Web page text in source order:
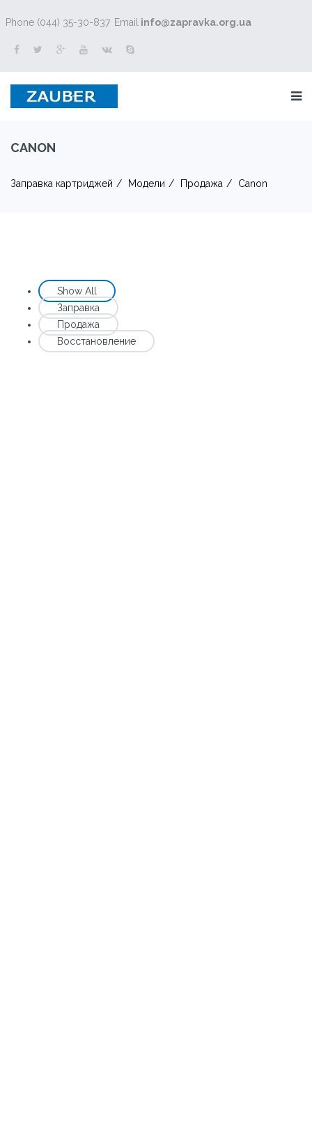
Phone (044) 35-30-837 Email info@zapravka.org.ua
CANON
Заправка картриджей Модели Продажа Canon
Show All
Заправка
Продажа
Восстановление